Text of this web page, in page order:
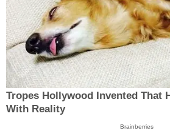
Tropes Hollywood Invented That
With Reality
Brainberries